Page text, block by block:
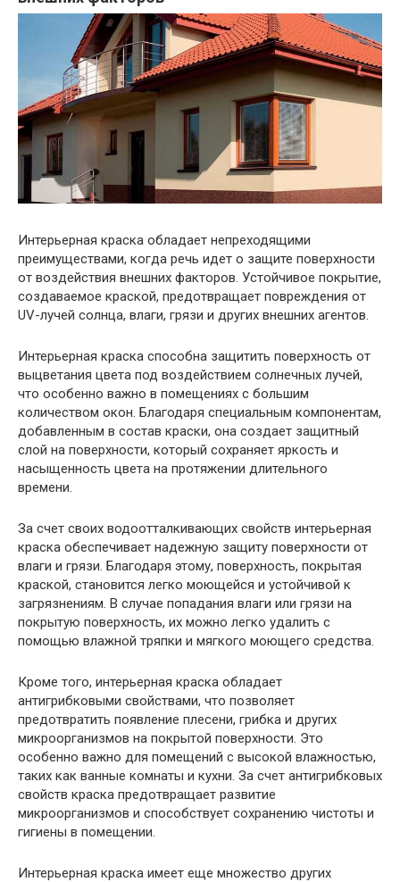
Интерьерная краска обладает непреходящими
преимуществами, когда речь идет о защите поверхности
от воздействия внешних факторов. Устойчивое покрытие,
создаваемое краской, предотвращает повреждения от
UV-лучей солнца, влаги, грязи и других внешних агентов.
Интерьерная краска способна защитить поверхность от
выцветания цвета под воздействием солнечных лучей,
что особенно важно в помещениях с большим
количеством окон. Благодаря специальным компонентам,
добавленным в состав краски, она создает защитный
слой на поверхности, который сохраняет яркость и
насыщенность цвета на протяжении длительного
времени.
За счет своих водоотталкивающих свойств интерьерная
краска обеспечивает надежную защиту поверхности от
влаги и грязи. Благодаря этому, поверхность, покрытая
краской, становится легко моющейся и устойчивой к
загрязнениям. В случае попадания влаги или грязи на
покрытую поверхность, их можно легко удалить с
помощью влажной тряпки и мягкого моющего средства.
Кроме того, интерьерная краска обладает
антигрибковыми свойствами, что позволяет
предотвратить появление плесени, грибка и других
микроорганизмов на покрытой поверхности. Это
особенно важно для помещений с высокой влажностью,
таких как ванные комнаты и кухни. За счет антигрибковых
свойств краска предотвращает развитие
микроорганизмов и способствует сохранению чистоты и
гигиены в помещении.
Интерьерная краска имеет еще множество других